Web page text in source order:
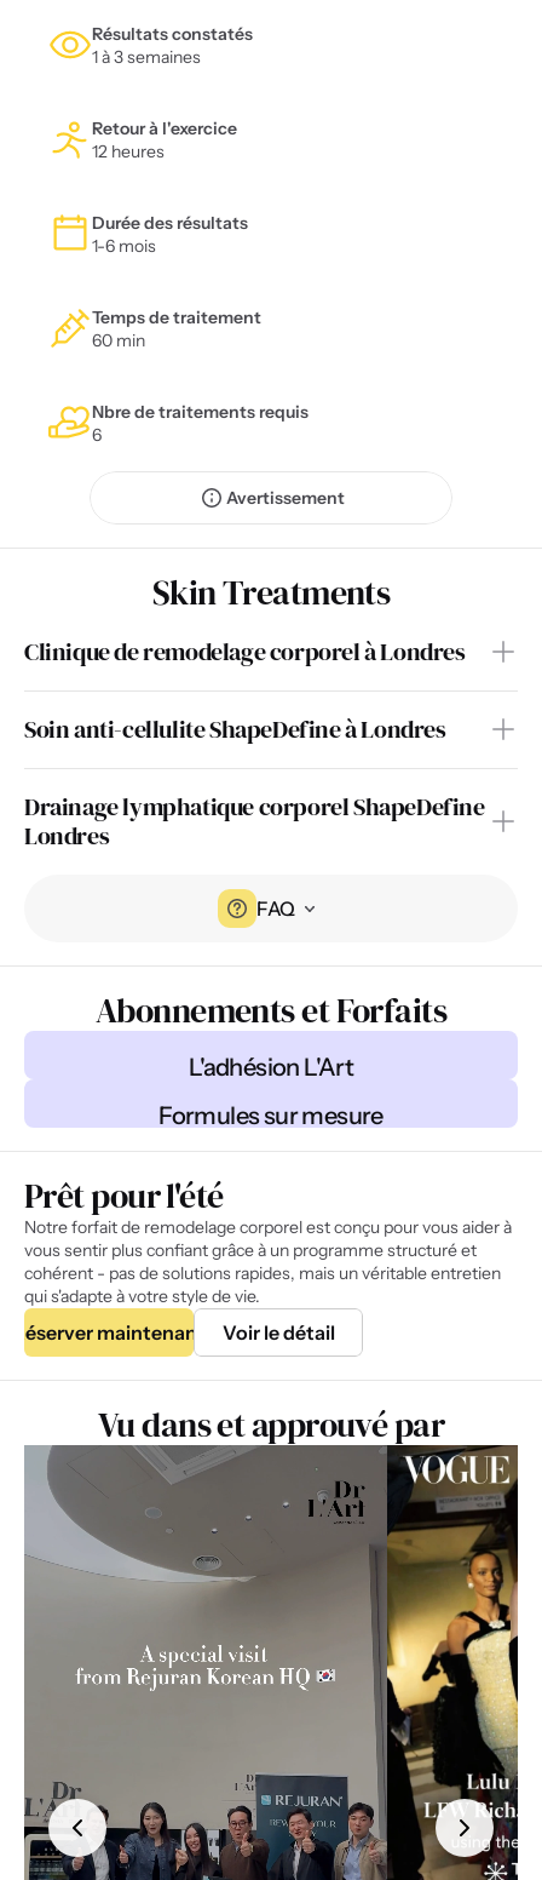
Résultats constatés
1 à 3 semaines
Retour à l'exercice
12 heures
Durée des résultats
1-6 mois
Temps de traitement
60 min
Nbre de traitements requis
6
Avertissement
Skin Treatments
Clinique de remodelage corporel à Londres
Soin anti-cellulite ShapeDefine à Londres
Drainage lymphatique corporel ShapeDefine
Londres
FAQ
Abonnements et Forfaits
L'adhésion L'Art
Formules sur mesure
Prêt pour l'été
Notre forfait de remodelage corporel est conçu pour vous aider à
vous sentir plus confiant grâce à un programme structuré et
cohérent - pas de solutions rapides, mais un véritable entretien
qui s'adapte à votre style de vie.
Réserver maintenant Voir le détail
Vu dans et approuvé par